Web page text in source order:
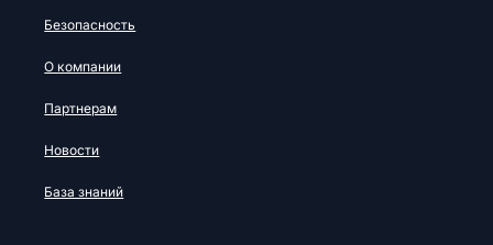
Безопасность
О компании
Партнерам
Новости
База знаний